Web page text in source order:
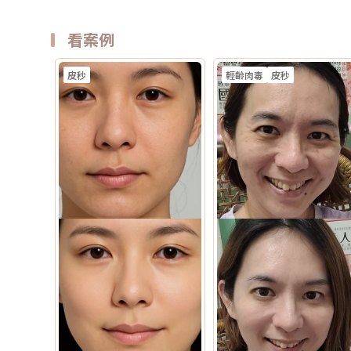
看案例
皮秒 輕齡肉毒 皮秒